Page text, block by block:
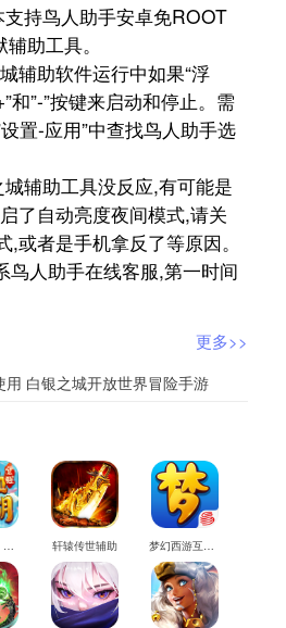
持鸟人助手安卓免ROOT
助工具。
辅助软件运行中如果“浮
和”-”按键来启动和停止。需
置-应用”中查找鸟人助手选
辅助工具没反应,有可能是
了自动亮度夜间模式,请关
或者是手机拿反了等原因。
鸟人助手在线客服,第一时间
更多>>
白银之城开放世界冒险手游
热血江湖：觉醒辅助 轩辕传世辅助 梦幻西游互通版辅助